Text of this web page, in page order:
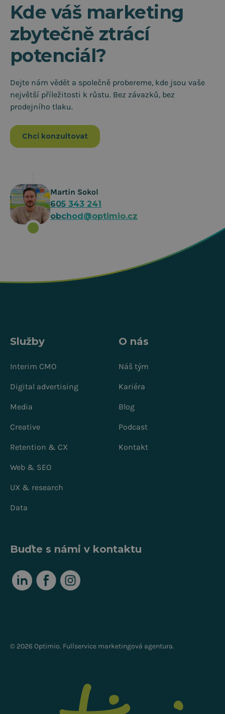
Kde váš marketing
zbytečně ztrácí
potenciál?
Dejte nám vědět a společně probereme, kde jsou vaše
největší příležitosti k růstu. Bez závazků, bez
prodejního tlaku.
Chci konzultovat
Martin Sokol
605 343 241
obchod@optimio.cz
Služby
Interim CMO
Digital advertising
Media
Creative
Retention & CX
Web & SEO
UX & research
Data
O nás
Náš tým
Kariéra
Blog
Podcast
Kontakt
Buďte s námi v kontaktu
© 2026 Optimio. Fullservice marketingová agentura.